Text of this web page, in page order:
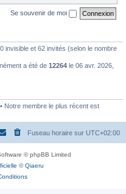
Se souvenir de moi
invisible et 62 invités (selon le nombre
a été de 12264 le 06 avr. 2026,
Notre membre le plus récent est
Fuseau horaire sur UTC+02:00
© phpBB Limited
©Qiaeru